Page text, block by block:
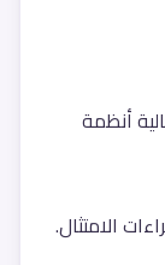
الامتثال.